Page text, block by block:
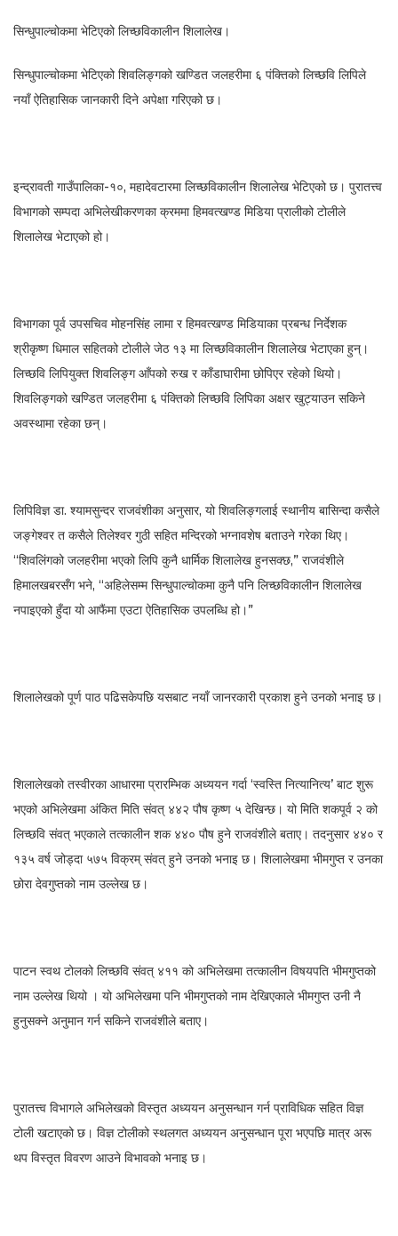
सिन्धुपाल्चोकमा भेटिएको लिच्छविकालीन शिलालेख।
सिन्धुपाल्चोकमा भेटिएको शिवलिङ्गको खण्डित जलहरीमा ६ पंक्तिको लिच्छवि लिपिले
नयाँ ऐतिहासिक जानकारी दिने अपेक्षा गरिएको छ।
इन्द्रावती गाउँपालिका-१०, महादेवटारमा लिच्छविकालीन शिलालेख भेटिएको छ। पुरातत्त्व
विभागको सम्पदा अभिलेखीकरणका क्रममा हिमवत्खण्ड मिडिया प्रालीको टोलीले
शिलालेख भेटाएको हो।
विभागका पूर्व उपसचिव मोहनसिंह लामा र हिमवत्खण्ड मिडियाका प्रबन्ध निर्देशक
श्रीकृष्ण धिमाल सहितको टोलीले जेठ १३ मा लिच्छविकालीन शिलालेख भेटाएका हुन्।
लिच्छवि लिपियुक्त शिवलिङ्ग आँपको रुख र काँडाघारीमा छोपिएर रहेको थियो।
शिवलिङ्गको खण्डित जलहरीमा ६ पंक्तिको लिच्छवि लिपिका अक्षर खुट्याउन सकिने
अवस्थामा रहेका छन्।
लिपिविज्ञ डा. श्यामसुन्दर राजवंशीका अनुसार, यो शिवलिङ्गलाई स्थानीय बासिन्दा कसैले
जङ्गेश्वर त कसैले तिलेश्वर गुठी सहित मन्दिरको भग्नावशेष बताउने गरेका थिए।
“शिवलिंगको जलहरीमा भएको लिपि कुनै धार्मिक शिलालेख हुनसक्छ,” राजवंशीले
हिमालखबरसँग भने, “अहिलेसम्म सिन्धुपाल्चोकमा कुनै पनि लिच्छविकालीन शिलालेख
नपाइएको हुँदा यो आफैंमा एउटा ऐतिहासिक उपलब्धि हो।”
शिलालेखको पूर्ण पाठ पढिसकेपछि यसबाट नयाँ जानरकारी प्रकाश हुने उनको भनाइ छ।
शिलालेखको तस्वीरका आधारमा प्रारम्भिक अध्ययन गर्दा ‘स्वस्ति नित्यानित्य’ बाट शुरू
भएको अभिलेखमा अंकित मिति संवत् ४४२ पौष कृष्ण ५ देखिन्छ। यो मिति शकपूर्व २ को
लिच्छवि संवत् भएकाले तत्कालीन शक ४४० पौष हुने राजवंशीले बताए। तदनुसार ४४० र
१३५ वर्ष जोड्दा ५७५ विक्रम् संवत् हुने उनको भनाइ छ। शिलालेखमा भीमगुप्त र उनका
छोरा देवगुप्तको नाम उल्लेख छ।
पाटन स्वथ टोलको लिच्छवि संवत् ४११ को अभिलेखमा तत्कालीन विषयपति भीमगुप्तको
नाम उल्लेख थियो । यो अभिलेखमा पनि भीमगुप्तको नाम देखिएकाले भीमगुप्त उनी नै
हुनुसक्ने अनुमान गर्न सकिने राजवंशीले बताए।
पुरातत्त्व विभागले अभिलेखको विस्तृत अध्ययन अनुसन्धान गर्न प्राविधिक सहित विज्ञ
टोली खटाएको छ। विज्ञ टोलीको स्थलगत अध्ययन अनुसन्धान पूरा भएपछि मात्र अरू
थप विस्तृत विवरण आउने विभावको भनाइ छ।